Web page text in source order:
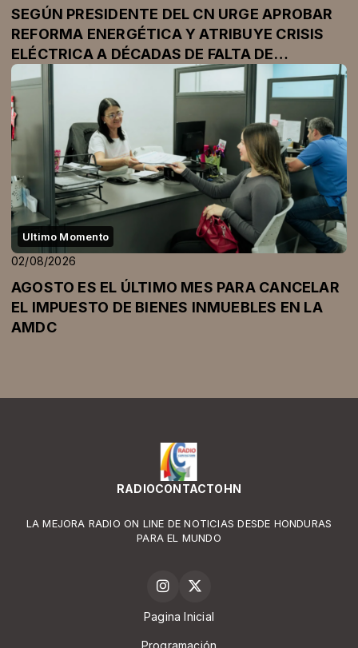
SEGÚN PRESIDENTE DEL CN URGE APROBAR
REFORMA ENERGÉTICA Y ATRIBUYE CRISIS
ELÉCTRICA A DÉCADAS DE FALTA DE
INVERSIÓN
Ultimo Momento
02/08/2026
AGOSTO ES EL ÚLTIMO MES PARA CANCELAR
EL IMPUESTO DE BIENES INMUEBLES EN LA
AMDC
RADIOCONTACTOHN
LA MEJORA RADIO ON LINE DE NOTICIAS DESDE HONDURAS
PARA EL MUNDO
Pagina Inicial
Programación